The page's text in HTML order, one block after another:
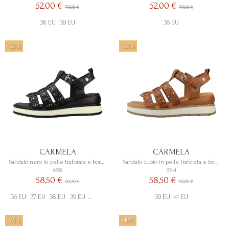
52,00 €79,95 €
38 EU 39 EU
52,00 € 79,95 €
36 EU
-35%
Sandalo nero in pelle traforata e borchie con zeppa
CARMELA
6338
58,50 €90,00 €
36 EU 37 EU 38 EU 39 EU 40 EU
-35%
Sandalo cuoio in pelle traforata e borchie con zeppa
CARMELA
6344
58,50 €90,00 €
39 EU 41 EU
-35% -40%